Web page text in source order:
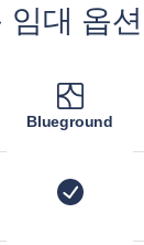
임대 옵
Blueground